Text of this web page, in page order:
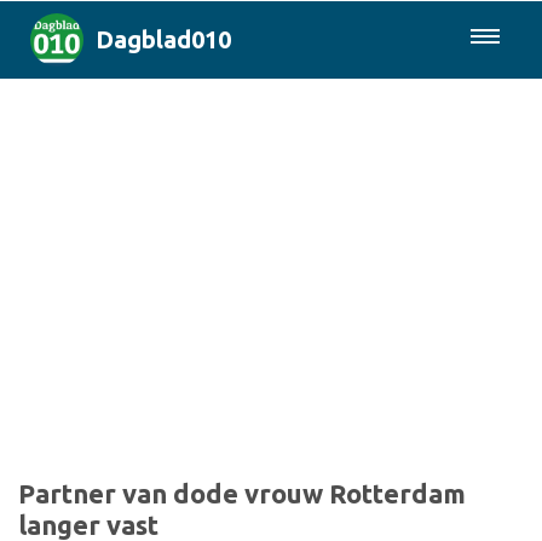
Dagblad010
Partner van dode vrouw Rotterdam
langer vast